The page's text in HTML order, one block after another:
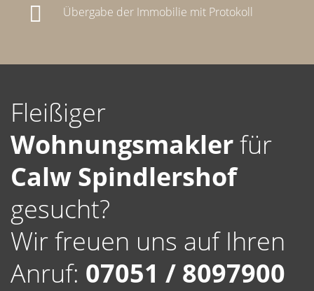
Übergabe der Immobilie mit Protokoll
Fleißiger
Wohnungsmaklerfür
Calw Spindlershof
gesucht?
Wir freuen uns auf Ihren
Anruf: 07051 / 8097900